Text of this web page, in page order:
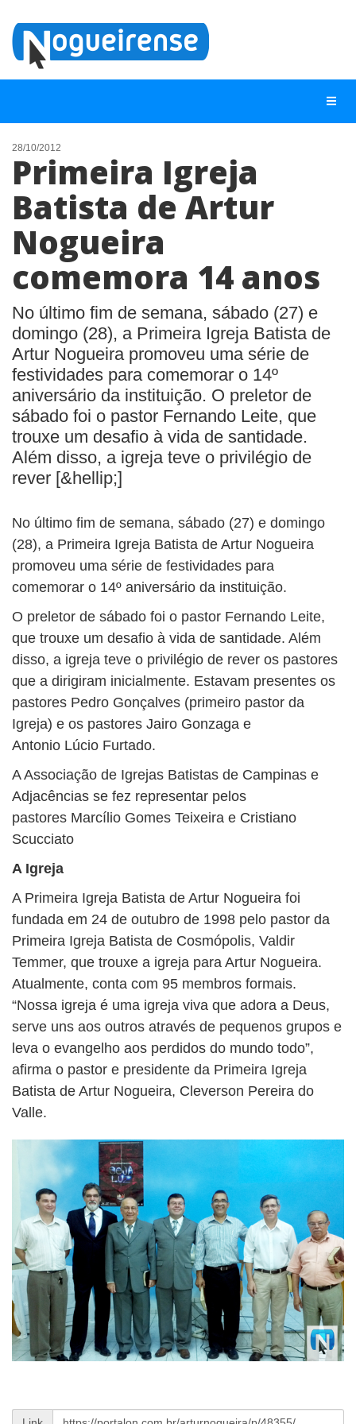
NOTÍCIAS
LISTA DIGITAL
TELEFONES ÚTEIS
QUEM SOMOS
CONTATO
ANUNCIE
BUSCAR
28/10/2012
Primeira Igreja
Batista de Artur
Nogueira
comemora 14 anos
No último fim de semana, sábado (27) e
domingo (28), a Primeira Igreja Batista de
Artur Nogueira promoveu uma série de
festividades para comemorar o 14º
aniversário da instituição. O preletor de
sábado foi o pastor Fernando Leite, que
trouxe um desafio à vida de santidade.
Além disso, a igreja teve o privilégio de
rever [&hellip;]
No último fim de semana, sábado (27) e domingo
(28), a Primeira Igreja Batista de Artur Nogueira
promoveu uma série de festividades para
comemorar o 14º aniversário da instituição.
O preletor de sábado foi o pastor Fernando Leite,
que trouxe um desafio à vida de santidade. Além
disso, a igreja teve o privilégio de rever os pastores
que a dirigiram inicialmente. Estavam presentes os
pastores Pedro Gonçalves (primeiro pastor da
Igreja) e os pastores Jairo Gonzaga e
Antonio Lúcio Furtado.
A Associação de Igrejas Batistas de Campinas e
Adjacências se fez representar pelos
pastores Marcílio Gomes Teixeira e Cristiano
Scucciato
A Igreja
A Primeira Igreja Batista de Artur Nogueira foi
fundada em 24 de outubro de 1998 pelo pastor da
Primeira Igreja Batista de Cosmópolis, Valdir
Temmer, que trouxe a igreja para Artur Nogueira.
Atualmente, conta com 95 membros formais.
“Nossa igreja é uma igreja viva que adora a Deus,
serve uns aos outros através de pequenos grupos e
leva o evangelho aos perdidos do mundo todo”,
afirma o pastor e presidente da Primeira Igreja
Batista de Artur Nogueira, Cleverson Pereira do
Valle.